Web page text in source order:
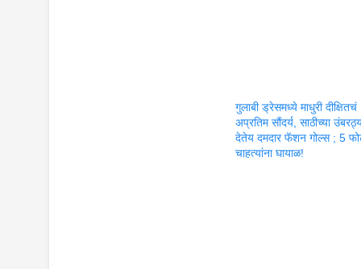
गुलाबी ड्रेसमध्ये माधुरी दीक्षितचं
अप्रतिम सौंदर्य, साठीच्या
देतेय दमदार फॅशन गोल्स ; 5
चाहत्यांना घायाळ!